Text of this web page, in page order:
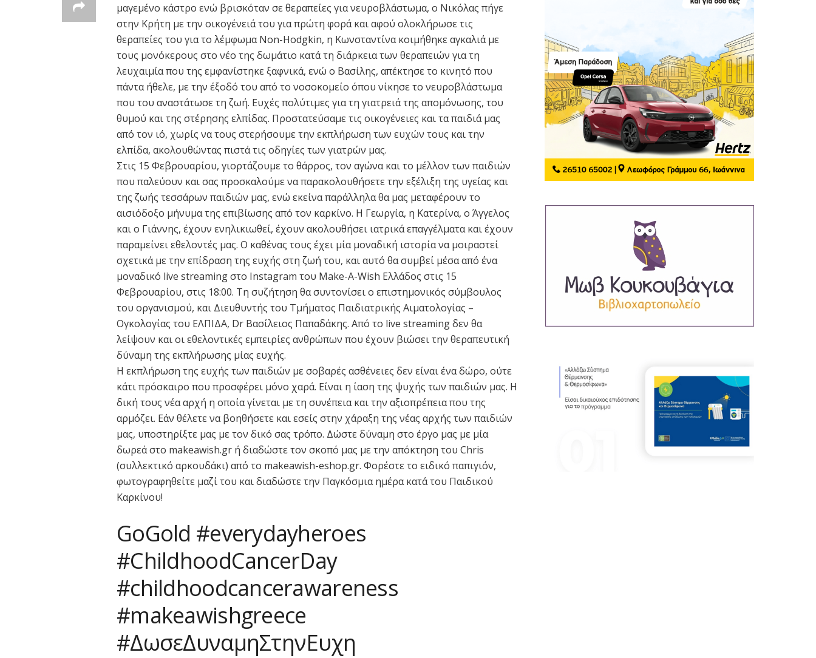
μαγεμένο κάστρο ενώ βρισκόταν σε θεραπείες για νευροβλάστωμα, ο Νικόλας πήγε
στην Κρήτη με την οικογένειά του για πρώτη φορά και αφού ολοκλήρωσε τις
θεραπείες του για το λέμφωμα Non-Hodgkin, η Κωνσταντίνα κοιμήθηκε αγκαλιά με
τους μονόκερους στο νέο της δωμάτιο κατά τη διάρκεια των θεραπειών για τη
λευχαιμία που της εμφανίστηκε ξαφνικά, ενώ ο Βασίλης, απέκτησε το κινητό που
πάντα ήθελε, με την έξοδό του από το νοσοκομείο όπου νίκησε το νευροβλάστωμα
που του αναστάτωσε τη ζωή. Ευχές πολύτιμες για τη γιατρειά της απομόνωσης, του
θυμού και της στέρησης ελπίδας. Προστατεύσαμε τις οικογένειες και τα παιδιά μας
από τον ιό, χωρίς να τους στερήσουμε την εκπλήρωση των ευχών τους και την
ελπίδα, ακολουθώντας πιστά τις οδηγίες των γιατρών μας.
Στις 15 Φεβρουαρίου, γιορτάζουμε το θάρρος, τον αγώνα και το μέλλον των παιδιών
που παλεύουν και σας προσκαλούμε να παρακολουθήσετε την εξέλιξη της υγείας και
της ζωής τεσσάρων παιδιών μας, ενώ εκείνα παράλληλα θα μας μεταφέρουν το
αισιόδοξο μήνυμα της επιβίωσης από τον καρκίνο. Η Γεωργία, η Κατερίνα, ο Άγγελος
και ο Γιάννης, έχουν ενηλικιωθεί, έχουν ακολουθήσει ιατρικά επαγγέλματα και έχουν
παραμείνει εθελοντές μας. Ο καθένας τους έχει μία μοναδική ιστορία να μοιραστεί
σχετικά με την επίδραση της ευχής στη ζωή του, και αυτό θα συμβεί μέσα από ένα
μοναδικό live streaming στο Instagram του Make-A-Wish Ελλάδος στις 15
Φεβρουαρίου, στις 18:00. Τη συζήτηση θα συντονίσει ο επιστημονικός σύμβουλος
του οργανισμού, και Διευθυντής του Τμήματος Παιδιατρικής Αιματολογίας –
Ογκολογίας του ΕΛΠΙΔΑ, Dr Βασίλειος Παπαδάκης. Από το live streaming δεν θα
λείψουν και οι εθελοντικές εμπειρίες ανθρώπων που έχουν βιώσει την θεραπευτική
δύναμη της εκπλήρωσης μίας ευχής.
Η εκπλήρωση της ευχής των παιδιών με σοβαρές ασθένειες δεν είναι ένα δώρο, ούτε
κάτι πρόσκαιρο που προσφέρει μόνο χαρά. Είναι η ίαση της ψυχής των παιδιών μας. Η
δική τους νέα αρχή η οποία γίνεται με τη συνέπεια και την αξιοπρέπεια που της
αρμόζει. Εάν θέλετε να βοηθήσετε και εσείς στην χάραξη της νέας αρχής των παιδιών
μας, υποστηρίξτε μας με τον δικό σας τρόπο. Δώστε δύναμη στο έργο μας με μία
δωρεά στο makeawish.gr ή διαδώστε τον σκοπό μας με την απόκτηση του Chris
(συλλεκτικό αρκουδάκι) από το makeawish-eshop.gr. Φορέστε το ειδικό παπιγιόν,
φωτογραφηθείτε μαζί του και διαδώστε την Παγκόσμια ημέρα κατά του Παιδικού
Καρκίνου!
GoGold #everydayheroes
#ChildhoodCancerDay
#childhoodcancerawareness
#makeawishgreece
#ΔωσεΔυναμηΣτηνΕυχη